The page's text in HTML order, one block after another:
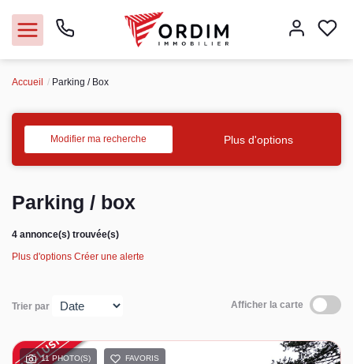
Acheter
Vendre
Immobilier pro
Faire gérer
Syndic
Accueil Parking / Box
Modifier ma recherche Plus d'options
Parking / box
4 annonce(s) trouvée(s)
Plus d'options Créer une alerte
Trier par Afficher la carte
11 PHOTO(S) FAVORIS